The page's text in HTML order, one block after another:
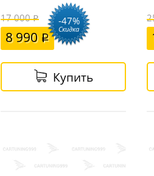
17 000
8 990
-47%
Скидка
Купить